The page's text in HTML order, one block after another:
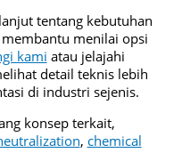
tentang kebutuhan
menilai opsi
kami atau jelajahi
detail teknis lebih
di industri sejenis.
konsep terkait,
, chemical